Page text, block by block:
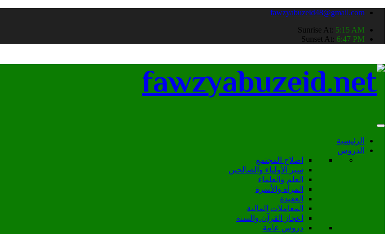
fawzyabuzeid48@gmail.com
Sunrise At: 5:15 AM
Sunset At: 6:47 PM
الرئيسية
الدروس
اصلاح المجتمع
سير الأولياء والصالحين
العلم والعلماء
المرأة والأسرة
العقيدة
المعاملات المالية
اعجاز القرآن والسنة
دروس عامة